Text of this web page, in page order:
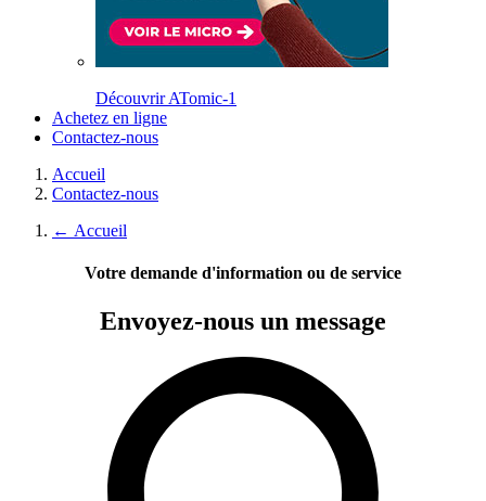
Découvrir ATomic-1
Achetez en ligne
Contactez-nous
Accueil
Contactez-nous
← Accueil
Votre demande d'information ou de service
Envoyez-nous un message